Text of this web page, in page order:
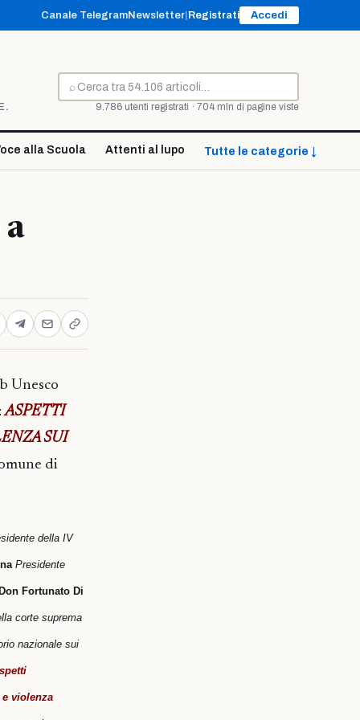
Canale TelegramNewsletter Registrati Accedi
⌕
Cerca
9.786 utenti registrati · 704 mln di pagine viste
alla Scuola Attenti al lupo Tutte le categorie ↓
Unesco
ASPETTI
SUI
di
della IV
Presidente
Fortunato Di
corte suprema
nazionale sui
violenza